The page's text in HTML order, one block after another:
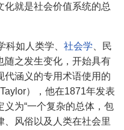
化就是社会价值系统的总
如人类学、 社会学 、民
随之发生变化，开始具有
代涵义的专用术语使用的
），他在1871年发表
为“一个复杂的总体，包
、风俗以及人类在社会里